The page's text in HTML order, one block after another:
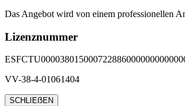
Das Angebot wird von einem professionellen
Lizenznummer
VV-38-4-01061404
SCHLIEẞEN